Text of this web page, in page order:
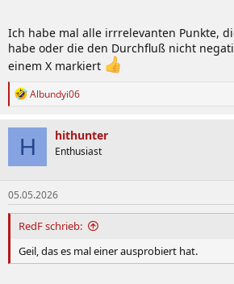
Ich habe mal alle irrrelevanten Punkte,
habe oder die den Durchfluß nicht
einem X markiert
R
k
t
o
n
e
n
:
Albundyi06
H hithunter
Enthusiast
05.05.2026
RedF schrieb:
Geil, das es mal einer ausprobiert hat.